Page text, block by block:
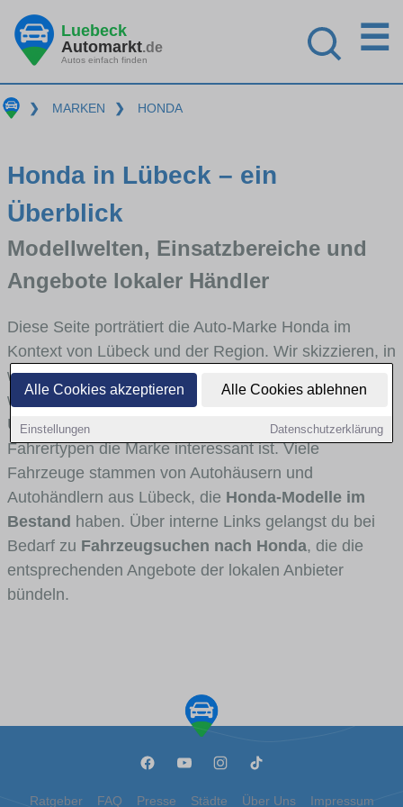
Alle Cookies akzeptieren Alle Cookies ablehnen
Einstellungen Datenschutzerklärung
Luebeck
Automarkt.de
Autos einfach finden
☰
❯ MARKEN ❯ HONDA
Honda in Lübeck – ein
Überblick
Modellwelten, Einsatzbereiche und
Angebote lokaler Händler
Diese Seite porträtiert die Auto-Marke Honda im
Kontext von Lübeck und der Region. Wir skizzieren, in
welchen Fahrzeugklassen Honda stark vertreten ist,
welche Modellreihen häufig im Stadt- und
Umlandverkehr zu sehen sind und für welche
Fahrertypen die Marke interessant ist. Viele
Fahrzeuge stammen von Autohäusern und
Autohändlern aus Lübeck, die Honda-Modelle im
Bestand haben. Über interne Links gelangst du bei
Bedarf zu Fahrzeugsuchen nach Honda, die die
entsprechenden Angebote der lokalen Anbieter
bündeln.
Ratgeber FAQ Presse Städte Über Uns Impressum